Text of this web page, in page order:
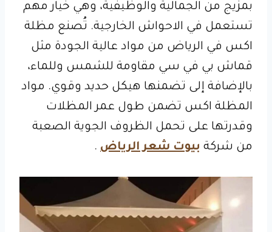
بمزيج من الجمالية والوظيفية، وهي خيار مهم
تستعمل في الاحواش الخارجية. تُصنع مظلة
اكس في الرياض من مواد عالية الجودة مثل
قماش بي في سي مقاومة للشمس وللماء،
بالإضافة إلى تضمنها هيكل حديد وقوي. مواد
المظلة اكس تضمن طول عمر المظلات
وقدرتها على تحمل الظروف الجوية الصعبة
من شركة بيوت شعر الرياض .